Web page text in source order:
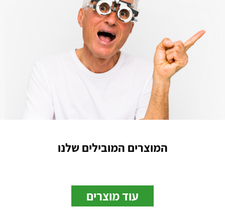
המוצרים המובילים שלנו
עוד מוצרים